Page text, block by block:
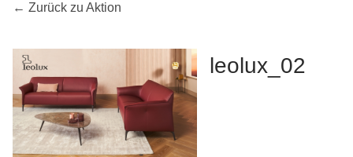
← Zurück zu Aktion
leolux_02